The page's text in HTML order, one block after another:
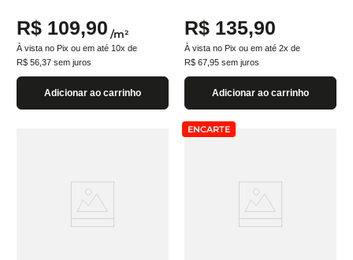
R$ 109,90 /m²
À vista no Pix ou em até 10x de
R$ 56 37 sem juros
Adicionar ao carrinho
R$ 135,90
À vista no Pix ou em até 2x de
R$ 67 95 sem juros
Adicionar ao carrinho
ENCARTE